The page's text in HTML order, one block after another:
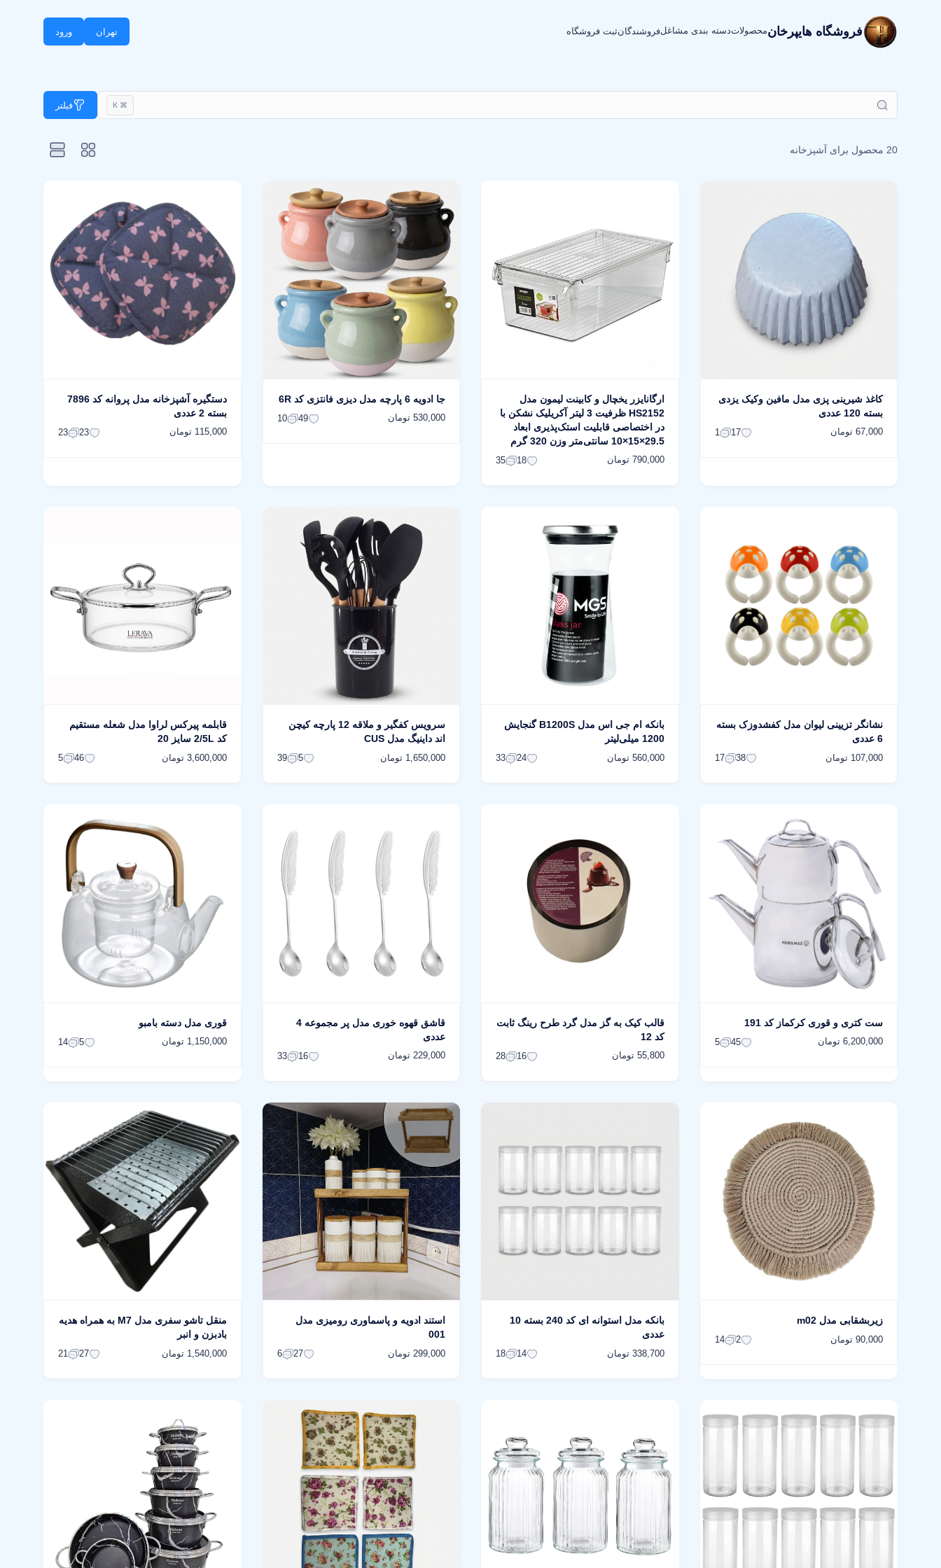
فروشگاه هایپرخانمحصولاتدسته بندی مشاغلفروشندگانثبت فروشگاه تهران ورود
⌘ K فیلتر
20 محصول برای آشپزخانه
کاغذ شیرینی پزی مدل مافین وکیک یزدی
بسته 120 عددی
67,000 تومان 17
1
ارگانایزر یخچال و کابینت لیمون مدل
HS2152 ظرفیت 3 لیتر آکریلیک نشکن با
در اختصاصی قابلیت استک‌پذیری ابعاد
29.5×15×10 سانتی‌متر وزن 320 گرم
790,000 تومان 18
35
جا ادویه 6 پارچه مدل دیزی فانتزی کد 6R
530,000 تومان 49
10
دستگیره آشپزخانه مدل پروانه کد 7896
بسته 2 عددی
115,000 تومان 23
23
نشانگر تزیینی لیوان مدل کفشدوزک بسته
6 عددی
107,000 تومان 38
17
بانکه ام جی اس مدل B1200S گنجایش
1200 میلی‌لیتر
560,000 تومان 24
33
سرویس کفگیر و ملاقه 12 پارچه کیچن
اند داینیگ مدل CUS
1,650,000 تومان 5
39
قابلمه پیرکس لراوا مدل شعله مستقیم
کد 2/5L سایز 20
3,600,000 تومان 46
5
ست کتری و قوری کرکماز کد 191
6,200,000 تومان 45
5
قالب کیک به گز مدل گرد طرح رینگ ثابت
کد 12
55,800 تومان 16
28
قاشق قهوه خوری مدل پر مجموعه 4
عددی
229,000 تومان 16
33
قوری مدل دسته بامبو
1,150,000 تومان 5
14
زیربشقابی مدل m02
90,000 تومان 2
14
بانکه مدل استوانه ای کد 240 بسته 10
عددی
338,700 تومان 14
18
استند ادویه و پاسماوری رومیزی مدل
001
299,000 تومان 27
6
منقل تاشو سفری مدل M7 به همراه هدیه
بادبزن و انبر
1,540,000 تومان 27
21